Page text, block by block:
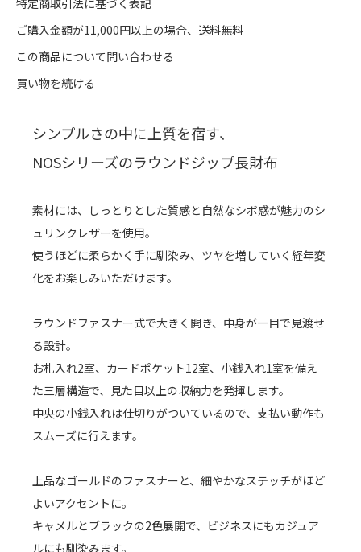
特定商取引法に基づく表記
ご購入金額が11,000円以上の場合、送料無料
この商品について問い合わせる
買い物を続ける
シンプルさの中に上質を宿す、
NOSシリーズのラウンドジップ長財布
素材には、しっとりとした質感と自然なシボ感が魅力のシ
ュリンクレザーを使用。
使うほどに柔らかく手に馴染み、ツヤを増していく経年変
化をお楽しみいただけます。
ラウンドファスナー式で大きく開き、中身が一目で見渡せ
る設計。
お札入れ2室、カードポケット12室、小銭入れ1室を備え
た三層構造で、見た目以上の収納力を発揮します。
中央の小銭入れは仕切りがついているので、支払い動作も
スムーズに行えます。
上品なゴールドのファスナーと、細やかなステッチがほど
よいアクセントに。
キャメルとブラックの2色展開で、ビジネスにもカジュア
ルにも馴染みます。